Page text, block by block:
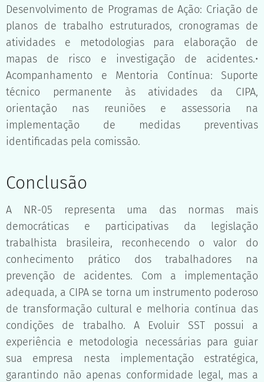
Desenvolvimento de Programas de Ação: Criação de
planos de trabalho estruturados, cronogramas de
atividades e metodologias para elaboração de
mapas de risco e investigação de acidentes.•
Acompanhamento e Mentoria Contínua: Suporte
técnico permanente às atividades da CIPA,
orientação nas reuniões e assessoria na
implementação de medidas preventivas
identificadas pela comissão.
Conclusão
A NR-05 representa uma das normas mais
democráticas e participativas da legislação
trabalhista brasileira, reconhecendo o valor do
conhecimento prático dos trabalhadores na
prevenção de acidentes. Com a implementação
adequada, a CIPA se torna um instrumento poderoso
de transformação cultural e melhoria contínua das
condições de trabalho. A Evoluir SST possui a
experiência e metodologia necessárias para guiar
sua empresa nesta implementação estratégica,
garantindo não apenas conformidade legal, mas a